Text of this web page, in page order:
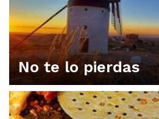
ORGANIZA TU PLAN EN
No te lo pierdas